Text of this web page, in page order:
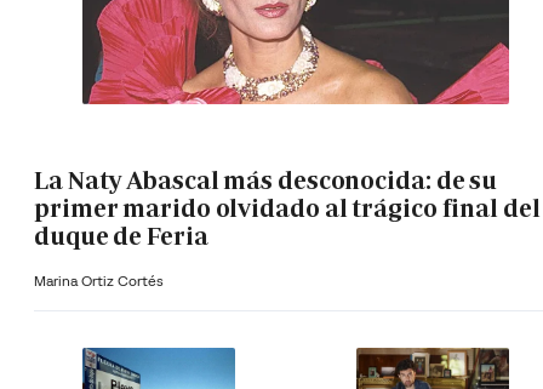
La Naty Abascal más desconocida: de su
primer marido olvidado al trágico final del
duque de Feria
Marina Ortiz Cortés